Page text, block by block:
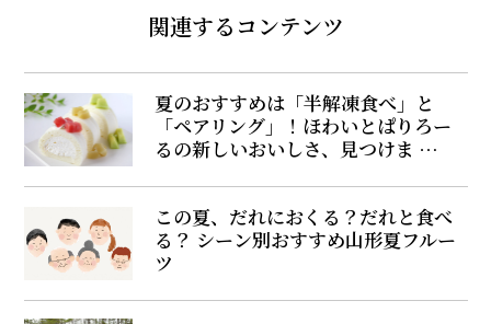
関連するコンテンツ
夏のおすすめは「半解凍食べ」と
「ペアリング」！ほわいとぱりろー
るの新しいおいしさ、見つけま …
この夏、だれにおくる？だれと食べ
る？ シーン別おすすめ山形夏フルー
ツ